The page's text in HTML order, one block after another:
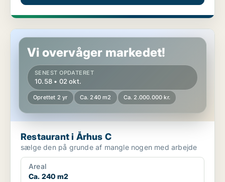
Restaurant i Århus C
Vi overvåger markedet!
SENEST OPDATERET
10.58 • 02 okt.
Oprettet 2 yr Ca. 240 m2 Ca. 2.000.000 kr.
Restaurant i Århus C
sælge den på grunde af mangle nogen med arbejde
Areal
Ca. 240 m2